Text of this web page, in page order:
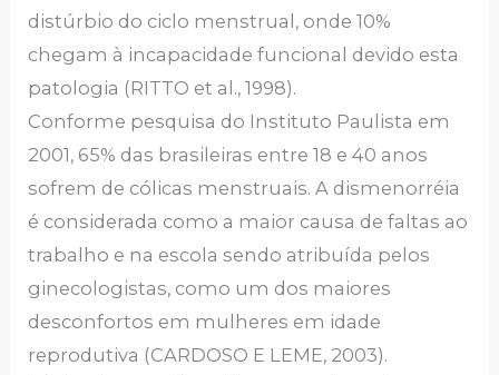
distúrbio do ciclo menstrual, onde 10%
chegam à incapacidade funcional devido esta
patologia (RITTO et al., 1998).
Conforme pesquisa do Instituto Paulista em
2001, 65% das brasileiras entre 18 e 40 anos
sofrem de cólicas menstruais. A dismenorréia
é considerada como a maior causa de faltas ao
trabalho e na escola sendo atribuída pelos
ginecologistas, como um dos maiores
desconfortos em mulheres em idade
reprodutiva (CARDOSO E LEME, 2003).